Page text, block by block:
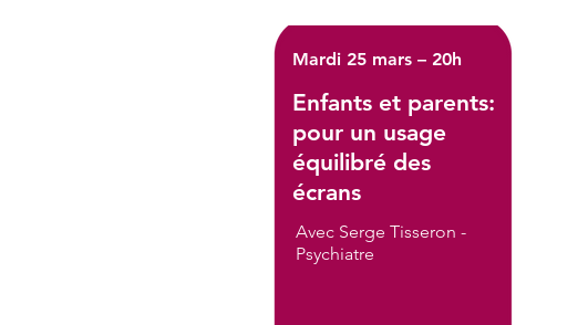
Enfants et parents:
pour un usage
équilibré des
écrans
Avec Serge Tisseron -
Psychiatre
Mardi 25 mars – 20h